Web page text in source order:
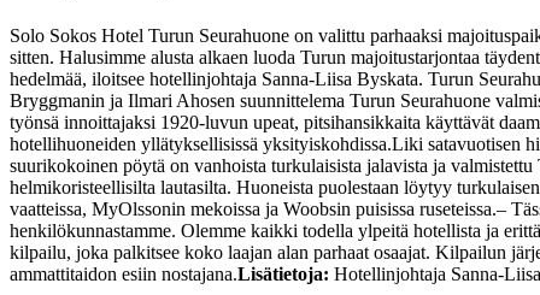
Solo Sokos Hotel Turun Seurahuone on valittu parhaaksi
sitten. Halusimme alusta alkaen luoda Turun majoitustarjontaa
hedelmää, iloitsee hotellinjohtaja Sanna-Liisa Byskata. Turun
Bryggmanin ja Ilmari Ahosen suunnittelema Turun Seurahuone
työnsä innoittajaksi 1920-luvun upeat, pitsihansikkaita käyttävät
hotellihuoneiden yllätyksellisissä yksityiskohdissa.Liki satavuotisen
suurikokoinen pöytä on vanhoista turkulaisista jalavista ja
helmikoristeellisilta lautasilta. Huoneista puolestaan löytyy
vaatteissa, MyOlssonin mekoissa ja Woobsin puisissa ruseteissa.–
henkilökunnastamme. Olemme kaikki todella ylpeitä hotellista ja
kilpailu, joka palkitsee koko laajan alan parhaat osaajat. Kilpailun
ammattitaidon esiin nostajana.Lisätietoja: Hotellinjohtaja Sanna-